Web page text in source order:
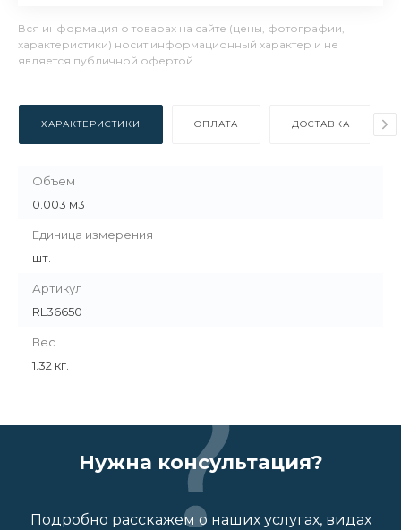
Вся информация о товарах на сайте (цены, фотографии,
характеристики) носит информационный характер и не
является публичной офертой.
ХАРАКТЕРИСТИКИ ОПЛАТА ДОСТАВКА
Объем
0.003 м3
Единица измерения
шт.
Артикул
RL36650
Вес
1.32 кг.
Нужна консультация?
Подробно расскажем о наших услугах, видах